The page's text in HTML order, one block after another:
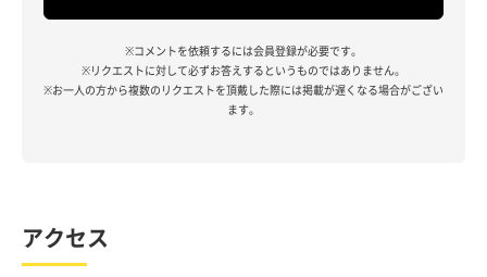
※コメントを依頼するには会員登録が必要です。
※リクエストに対して必ずお答えするというものではありません。
※お一人の方から複数のリクエストを頂戴した際には掲載が遅くなる場合がござい
ます。
アクセス